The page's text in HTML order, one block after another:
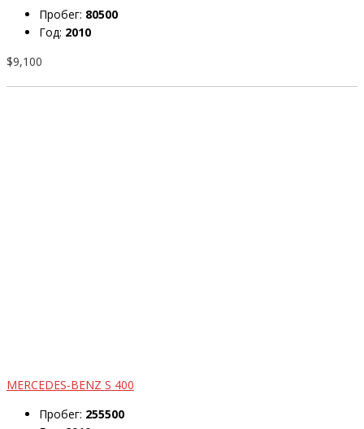
Пробег: 80500
Год: 2010
$9,100
MERCEDES-BENZ S 400
Пробег: 255500